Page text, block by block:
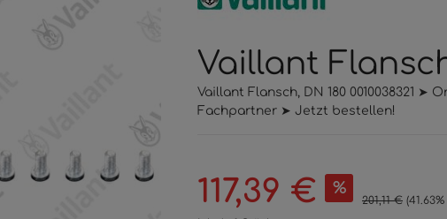
Vaillant
Vaillant Flansch, DN 180 0010038321
Fachpartner ➤ Jetzt bestellen!
Verkaufspreis:
117,39 € %
Regulärer Preis:
201,11 €